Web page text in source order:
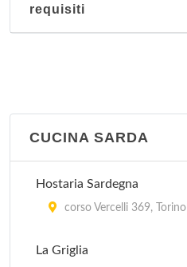
requisiti
CUCINA SARDA
Hostaria Sardegna
corso Vercelli 369, Torino
La Griglia